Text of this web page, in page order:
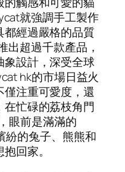
就強調手工製作
經過嚴格的品質
出超過千款產品，
設計，深受全球
hk的市場日益火
注重可愛度，還
忙碌的荔枝角門
眼前是滿滿的
紛的兔子、熊熊和
回家。